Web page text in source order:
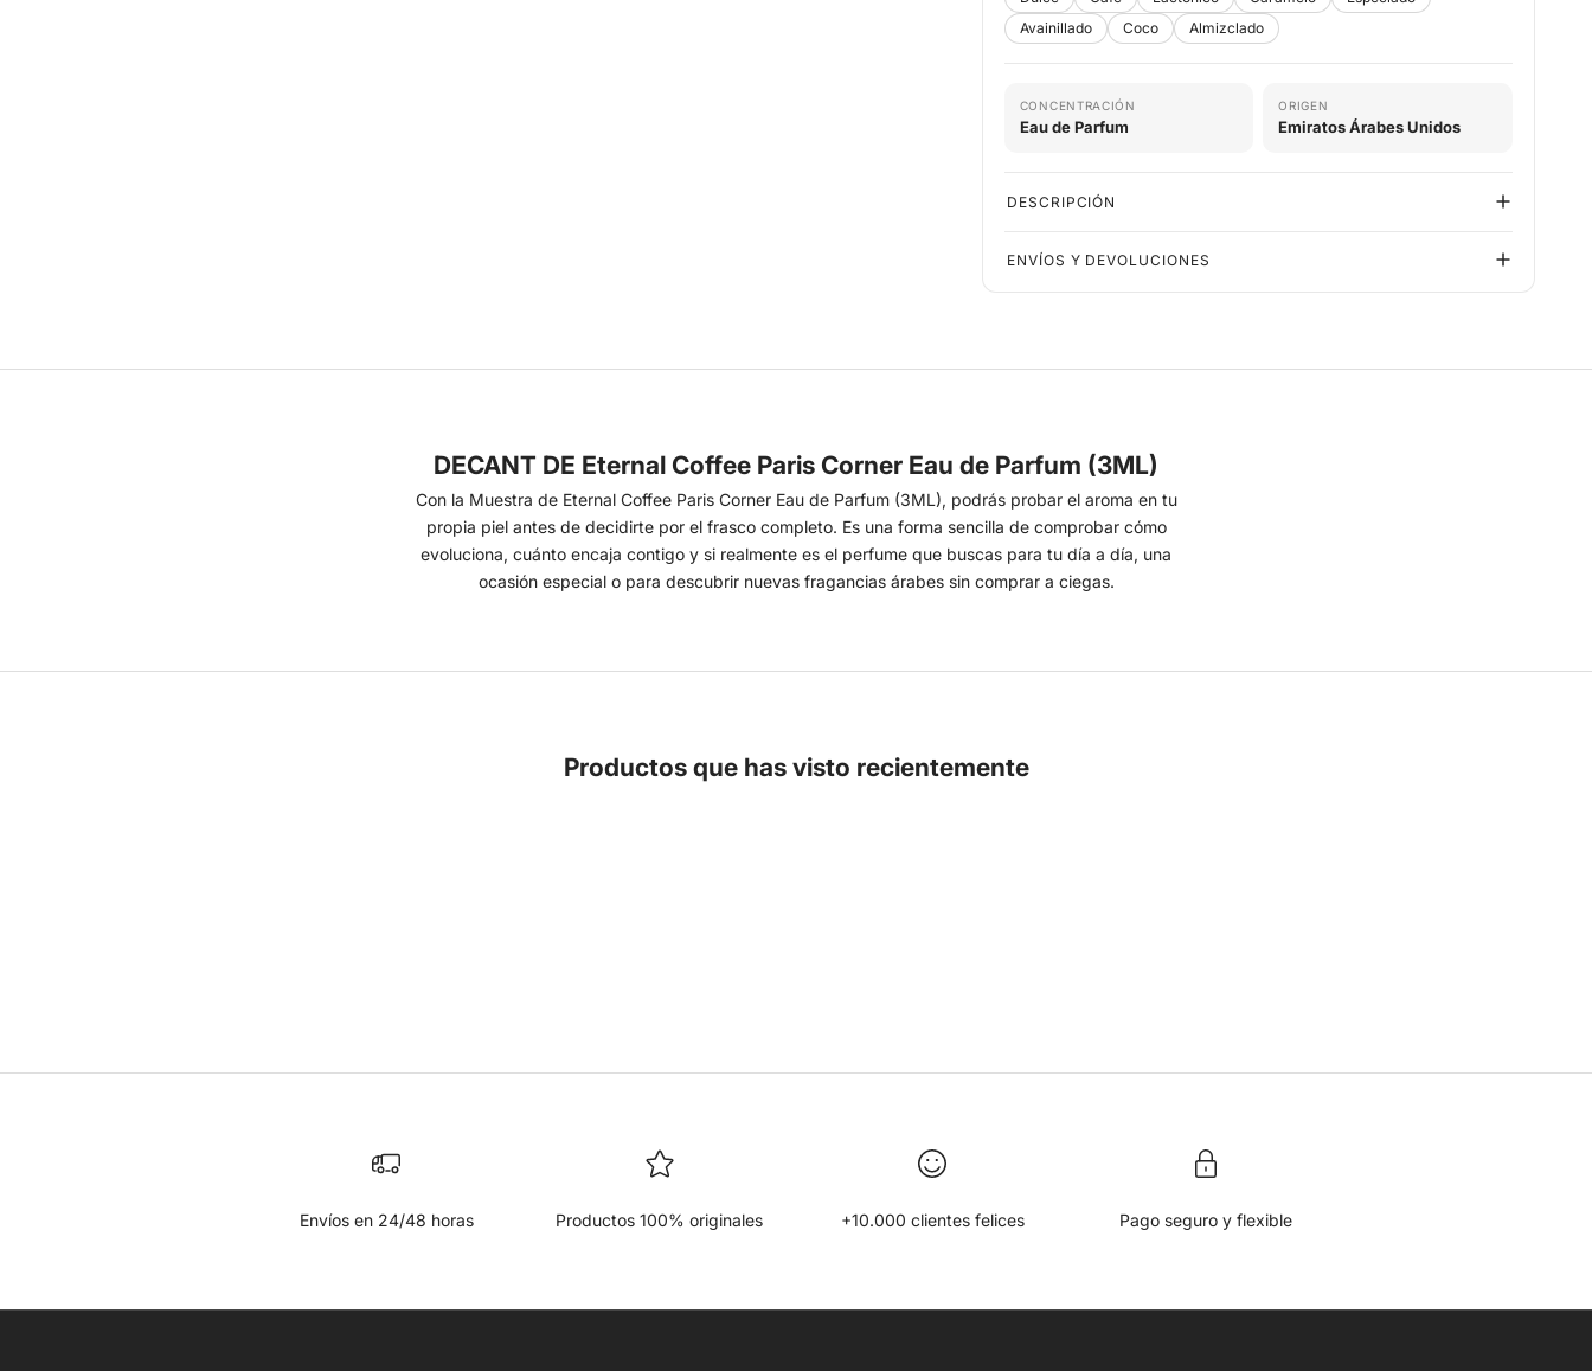
Avainillado
Coco Almizclado
CONCENTRACIÓN
Eau de Parfum
ORIGEN
Emiratos Árabes Unidos
DESCRIPCIÓN
ENVÍOS Y DEVOLUCIONES
DECANT DE Eternal Coffee Paris Corner Eau de Parfum (3ML)
Con la Muestra de Eternal Coffee Paris Corner Eau de Parfum (3ML), podrás probar el aroma en tu
propia piel antes de decidirte por el frasco completo. Es una forma sencilla de comprobar cómo
evoluciona, cuánto encaja contigo y si realmente es el perfume que buscas para tu día a día, una
ocasión especial o para descubrir nuevas fragancias árabes sin comprar a ciegas.
Productos que has visto recientemente
Envíos en 24/48 horas Productos 100% originales +10.000 clientes felices Pago seguro y flexible